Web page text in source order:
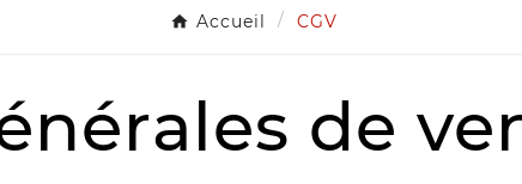
Accueil CGV
de